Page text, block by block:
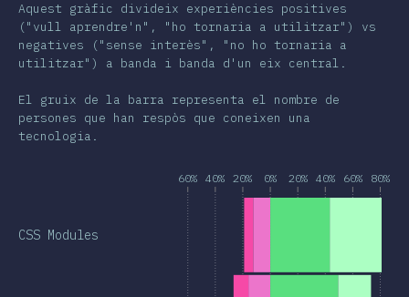
Aquest gràfic divideix experiències positives
("vull aprendre'n", "ho tornaria a utilitzar") vs
negatives ("sense interès", "no ho tornaria a
utilitzar") a banda i banda d'un eix central.
El gruix de la barra representa el nombre de
persones que han respòs que coneixen una
tecnologia.
60% 40% 20% 0% 20% 40% 60% 80%
CSS Modules